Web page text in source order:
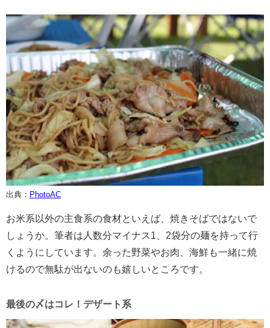
出典： PhotoAC
お米系以外の主食系の食材といえば、焼きそばではないで
しょうか。筆者は人数分マイナス1、2袋分の麺を持って行
くようにしています。余った野菜やお肉、海鮮も一緒に焼
けるので無駄が出ないのも嬉しいところです。
最後の〆はコレ！デザート系